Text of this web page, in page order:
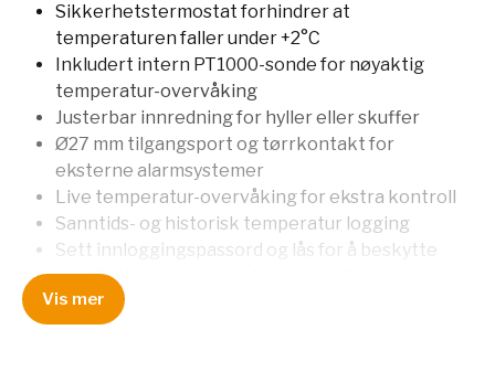
Sikkerhetstermostat forhindrer at
temperaturen faller under +2°C
Inkludert intern PT1000-sonde for nøyaktig
temperatur-overvåking
Justerbar innredning for hyller eller skuffer
Ø27 mm tilgangsport og tørrkontakt for
eksterne alarmsystemer
Live temperatur-overvåking for ekstra kontroll
Sanntids- og historisk temperatur logging
Sett innloggingspassord og lås for å beskytte
verdifullt prøvemateriale eller medikamenter
Fjernkontroll over medisiner, flasker og
legemidler, når som helst og hvor som helst
Vis mer